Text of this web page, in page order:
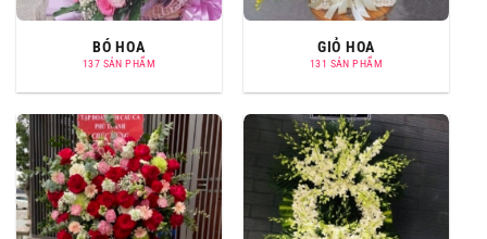
BÓ HOA
137 SẢN PHẨM
GIỎ HOA
131 SẢN PHẨM